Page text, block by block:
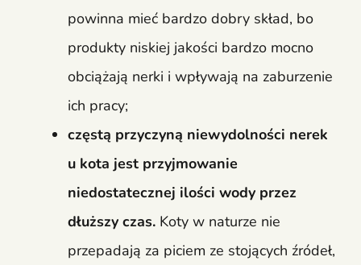
powinna mieć bardzo dobry skład, bo
produkty niskiej jakości bardzo mocno
obciążają nerki i wpływają na zaburzenie
ich pracy;
częstą przyczyną niewydolności nerek
u kota jest przyjmowanie
niedostatecznej ilości wody przez
dłuższy czas. Koty w naturze nie
przepadają za piciem ze stojących źródeł,